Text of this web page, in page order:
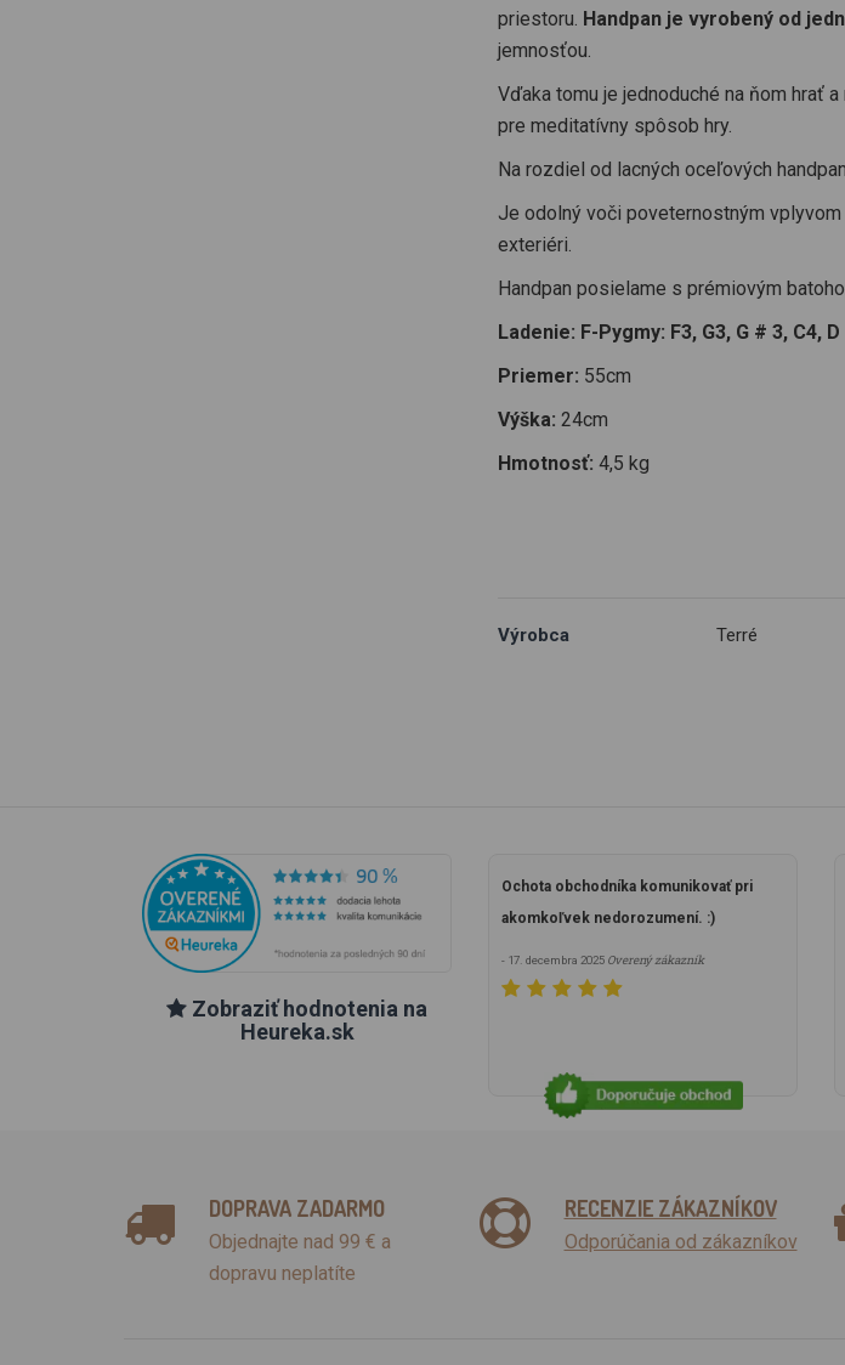
priestoru. Handpan je vyrobený od
jemnosťou.
Vďaka tomu je jednoduché na ňom hrať
pre meditatívny spôsob hry.
Na rozdiel od lacných oceľových
Je odolný voči poveternostným vplyvom
exteriéri.
Handpan posielame s prémiovým
Ladenie: F-Pygmy: F3, G3, G # 3, C4,
Priemer: 55cm
Výška: 24cm
Hmotnosť: 4,5 kg
Výrobca Terré
Zobraziť hodnotenia na
Heureka.sk
Ochota obchodníka komunikovať pri
akomkoľvek nedorozumení. :)
- 17. decembra 2025 Overený zákazník
DOPRAVA ZADARMO
Objednajte nad 99 € a
dopravu neplatíte
RECENZIE ZÁKAZNÍKOV
Odporúčania od zákazníkov